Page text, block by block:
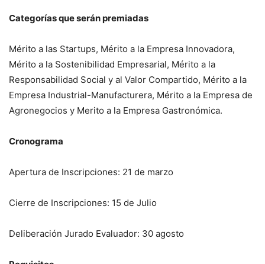
Categorías que serán premiadas
Mérito a las Startups, Mérito a la Empresa Innovadora,
Mérito a la Sostenibilidad Empresarial, Mérito a la
Responsabilidad Social y al Valor Compartido, Mérito a la
Empresa Industrial-Manufacturera, Mérito a la Empresa de
Agronegocios y Merito a la Empresa Gastronómica.
Cronograma
Apertura de Inscripciones: 21 de marzo
Cierre de Inscripciones: 15 de Julio
Deliberación Jurado Evaluador: 30 agosto